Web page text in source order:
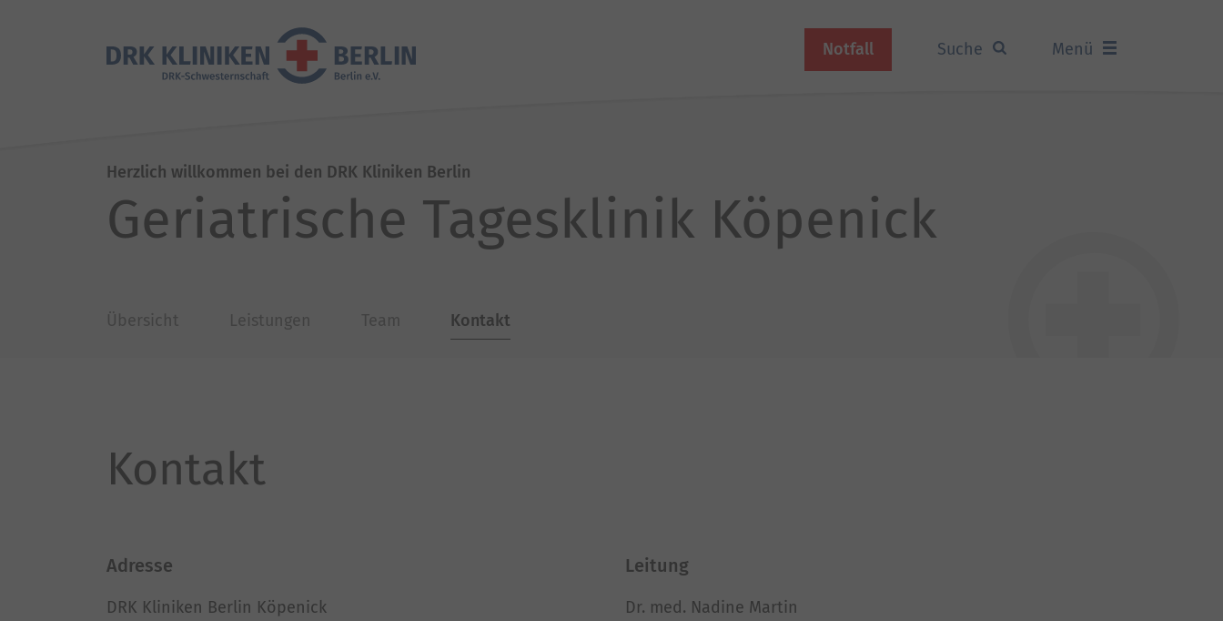
Notfall Suche Menü
Herzlich willkommen bei den DRK Kliniken Berlin
Geriatrische Tagesklinik Köpenick
Übersicht Leistungen Team Kontakt
Kontakt
Adresse
DRK Kliniken Berlin Köpenick
Leitung
Dr. med. Nadine Martin